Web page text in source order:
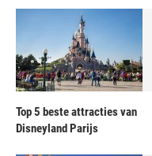
Top 5 beste attracties van
Disneyland Parijs